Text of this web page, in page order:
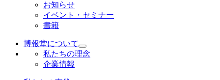
お知らせ
イベント・セミナー
書籍
博報堂について
私たちの理念
企業情報